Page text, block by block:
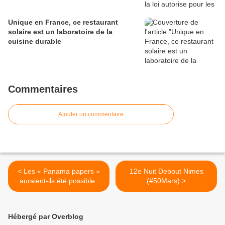
Unique en France, ce restaurant
solaire est un laboratoire de la
cuisine durable
Commentaires
Ajouter un commentaire
< Les « Panama papers »
auraient-ils été possibles
avec la directive sur le
12e Nuit Debout Nimes
(#50Mars) >
Hébergé par Overblog